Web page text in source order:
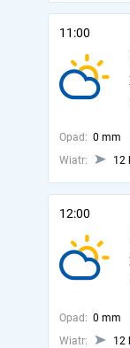
11:00
Opad: 0 mm
Wiatr:
12
12:00
Opad: 0 mm
Wiatr:
12